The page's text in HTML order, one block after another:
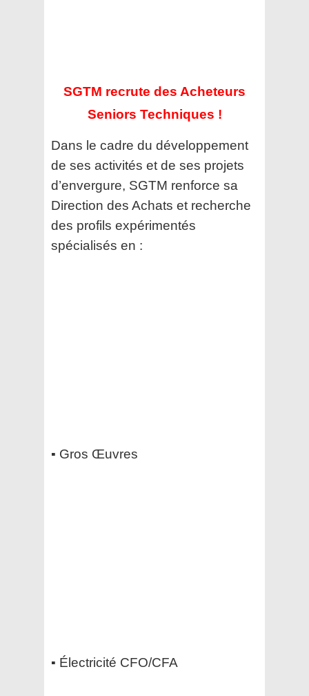
SGTM recrute des Acheteurs
Seniors Techniques !
Dans le cadre du développement
de ses activités et de ses projets
d’envergure, SGTM renforce sa
Direction des Achats et recherche
des profils expérimentés
spécialisés en :
▪️ Gros Œuvres
▪️ Électricité CFO/CFA